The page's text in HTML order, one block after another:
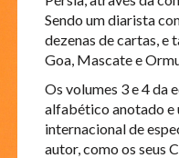
Sendo um diarista
dezenas de cartas, e
Goa, Mascate e
Os volumes 3 e 4 da
alfabético anotado e
internacional de
autor, como os seus